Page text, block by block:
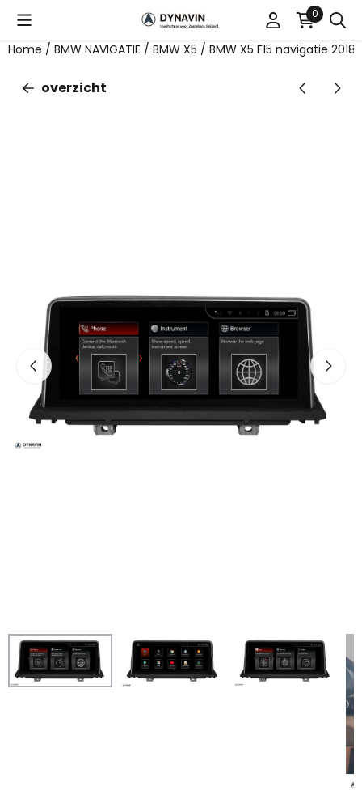
Cookievoorkeuren zijn beschikbaar. Kies instellingen of
0
Home / BMW NAVIGATIE / BMW X5 / BMW X5 F15 navigatie
overzicht